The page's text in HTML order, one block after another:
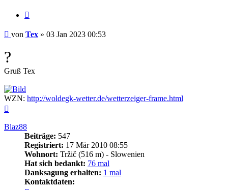
Beitrag
von Tex » 03 Jan 2023 00:53
?
Gruß Tex
WZN: http://woldegk-wetter.de/wetterzeiger-frame.html
Blaz88
Beiträge: 547
Registriert: 17 Mär 2010 08:55
Wohnort: Tržič (516 m) - Slowenien
Hat sich bedankt: 76 mal
Danksagung erhalten: 1 mal
Kontaktdaten: